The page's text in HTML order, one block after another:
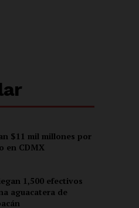
$11 mil millones por
en CDMX
1,500 efectivos
aguacatera de